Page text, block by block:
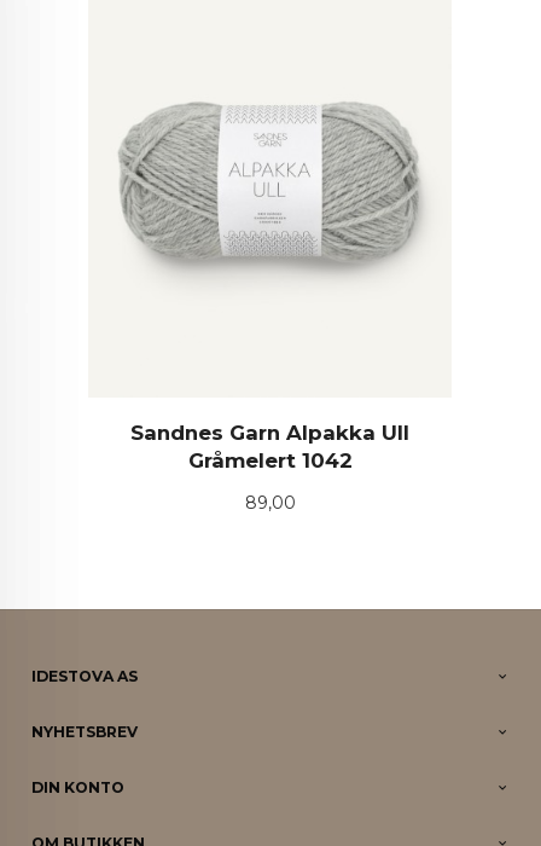
Sandnes Garn Alpakka Ull
Gråmelert 1042
Pris
89,00
IDESTOVA AS
NYHETSBREV
DIN KONTO